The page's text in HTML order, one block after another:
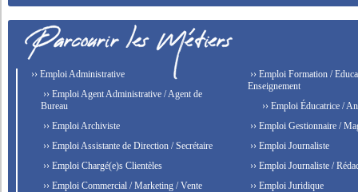
›› Emploi Administrative
›› Emploi Agent Administrative / Agent de
Bureau
›› Emploi Archiviste
›› Emploi Assistante de Direction / Secrétaire
›› Emploi Chargé(e)s Clientèles
›› Emploi Commercial / Marketing / Vente
›› Emploi Formation /
Enseignement
›› Emploi Éducatrice /
›› Emploi Gestionnaire /
›› Emploi Journaliste
›› Emploi Journaliste /
›› Emploi Juridique